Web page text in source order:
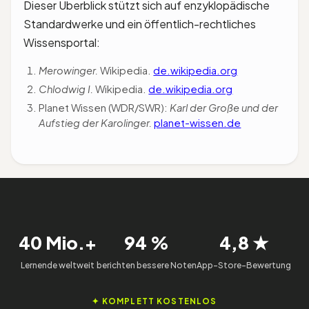
herrschten über das Frankenreich, aber
nacheinander.
Dieser Überblick stützt sich auf enzyklopädische
Standardwerke und ein öffentlich-rechtliches
Wissensportal:
Merowinger. Wikipedia.de.wikipedia.org
Chlodwig I. Wikipedia.de.wikipedia.org
Planet Wissen (WDR/SWR): Karl der Große und der
Aufstieg der Karolinger. planet-wissen.de
40 Mio.+
Lernende weltweit
94 %
berichten bessere Noten
4,8 ★
App-Store-Bewertung
✦ KOMPLETT KOSTENLOS